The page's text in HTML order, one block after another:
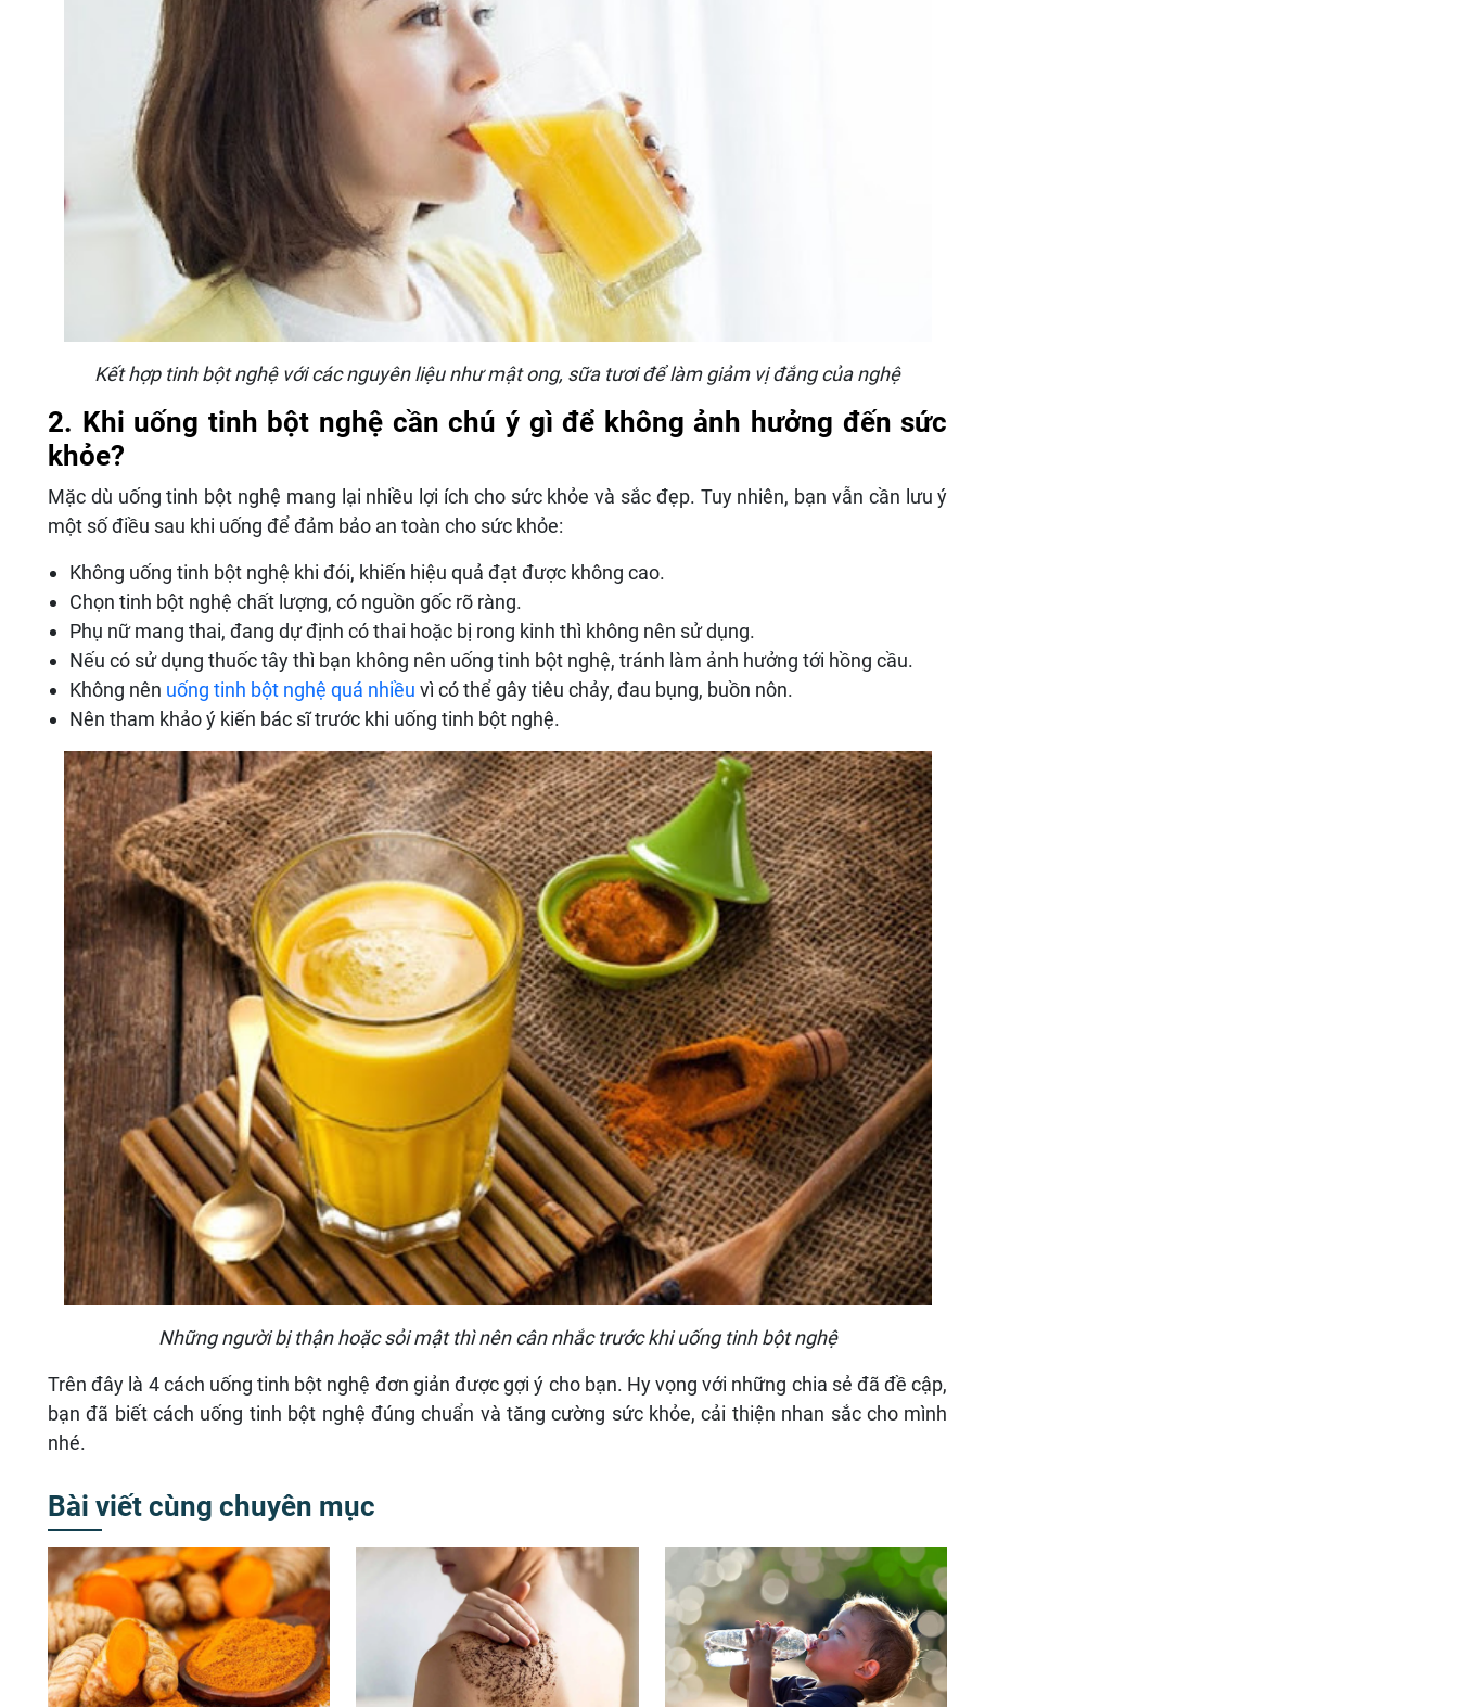
Kết hợp tinh bột nghệ với các nguyên liệu như mật ong, sữa tươi để làm giảm vị đắng của nghệ
2. Khi uống tinh bột nghệ cần chú ý gì để không ảnh hưởng đến sức
khỏe?
Mặc dù uống tinh bột nghệ mang lại nhiều lợi ích cho sức khỏe và sắc đẹp. Tuy nhiên, bạn vẫn cần lưu ý
một số điều sau khi uống để đảm bảo an toàn cho sức khỏe:
Không uống tinh bột nghệ khi đói, khiến hiệu quả đạt được không cao.
Chọn tinh bột nghệ chất lượng, có nguồn gốc rõ ràng.
Phụ nữ mang thai, đang dự định có thai hoặc bị rong kinh thì không nên sử dụng.
Nếu có sử dụng thuốc tây thì bạn không nên uống tinh bột nghệ, tránh làm ảnh hưởng tới hồng cầu.
Không nên uống tinh bột nghệ quá nhiều vì có thể gây tiêu chảy, đau bụng, buồn nôn.
Nên tham khảo ý kiến bác sĩ trước khi uống tinh bột nghệ.
Những người bị thận hoặc sỏi mật thì nên cân nhắc trước khi uống tinh bột nghệ
Trên đây là 4 cách uống tinh bột nghệ đơn giản được gợi ý cho bạn. Hy vọng với những chia sẻ đã đề cập,
bạn đã biết cách uống tinh bột nghệ đúng chuẩn và tăng cường sức khỏe, cải thiện nhan sắc cho mình
nhé.
Bài viết cùng chuyên mục